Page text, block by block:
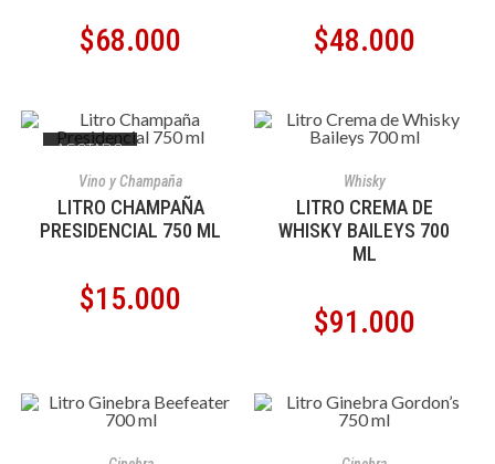
$68.000 $48.000
AGOTADO
Vino y Champaña
LITRO CHAMPAÑA
PRESIDENCIAL 750 ML
$15.000
Whisky
LITRO CREMA DE
WHISKY BAILEYS 700
ML
$91.000